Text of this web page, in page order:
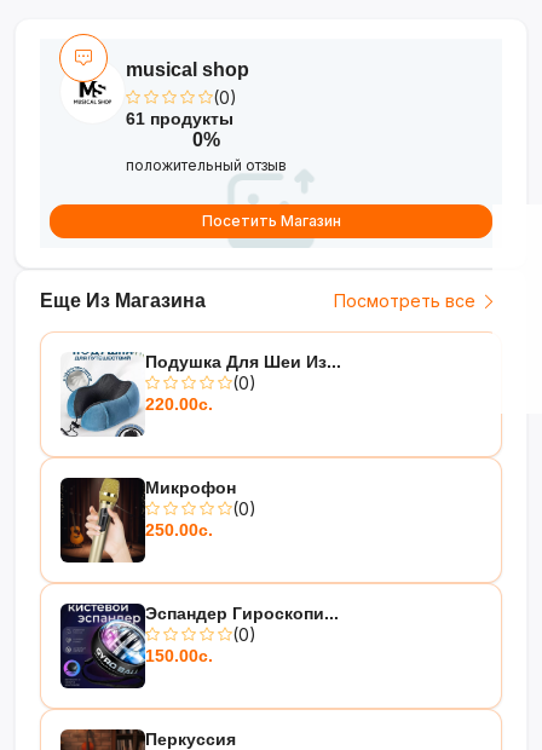
Еще Из Магазина Посмотреть все
Подушка Для Шеи Из...
(0)
220.00с.
Микрофон
(0)
250.00с.
Эспандер Гироскопи...
(0)
150.00с.
Перкуссия
musical shop
(0)
61 продукты
0%
положительный отзыв
Посетить Магазин